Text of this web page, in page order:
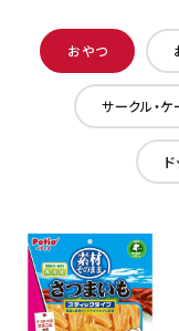
おやつ
サークル・ケ